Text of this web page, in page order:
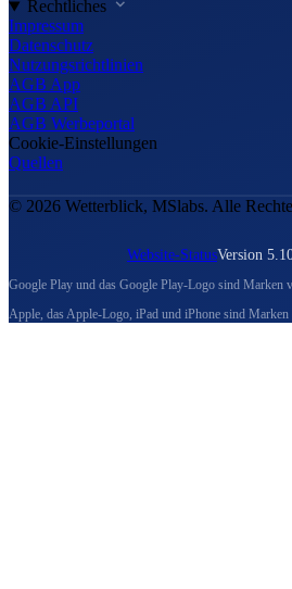
Rechtliches
Impressum
Datenschutz
Nutzungsrichtlinien
AGB App
AGB API
AGB Werbeportal
Cookie-Einstellungen
Quellen
© 2026 Wetterblick, MSlabs. Alle
Website-StatusVersion
Google Play und das Google Play-Logo sind Marken
Apple, das Apple-Logo, iPad und iPhone sind Marken